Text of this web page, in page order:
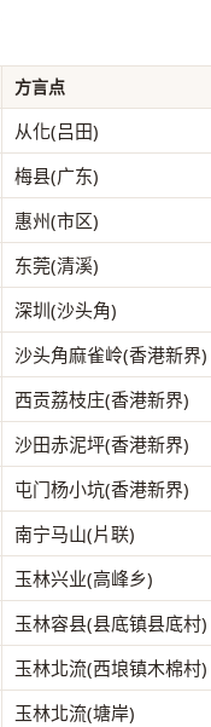
方言点
从化(吕田)
梅县(广东)
惠州(市区)
东莞(清溪)
深圳(沙头角)
沙头角麻雀岭(香港新界)
西贡荔枝庄(香港新界)
沙田赤泥坪(香港新界)
屯门杨小坑(香港新界)
南宁马山(片联)
玉林兴业(高峰乡)
玉林容县(县底镇县底村)
玉林北流(西埌镇木棉村)
玉林北流(塘岸)